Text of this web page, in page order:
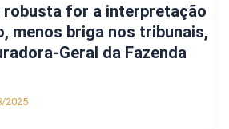
robusta for a interpretação
menos briga nos tribunais,
Geral da Fazenda
2025